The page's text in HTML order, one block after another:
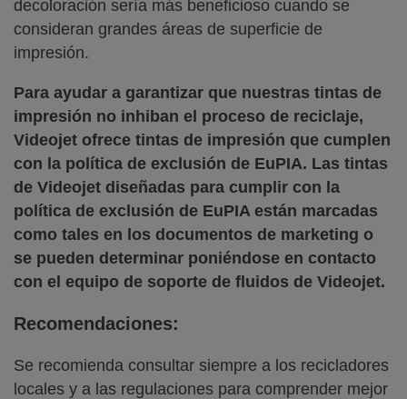
decoloración sería más beneficioso cuando se
consideran grandes áreas de superficie de
impresión.
Para ayudar a garantizar que nuestras tintas de
impresión no inhiban el proceso de reciclaje,
Videojet ofrece tintas de impresión que cumplen
con la política de exclusión de EuPIA. Las tintas
de Videojet diseñadas para cumplir con la
política de exclusión de EuPIA están marcadas
como tales en los documentos de marketing o
se pueden determinar poniéndose en contacto
con el equipo de soporte de fluidos de Videojet.
Recomendaciones:
Se recomienda consultar siempre a los recicladores
locales y a las regulaciones para comprender mejor